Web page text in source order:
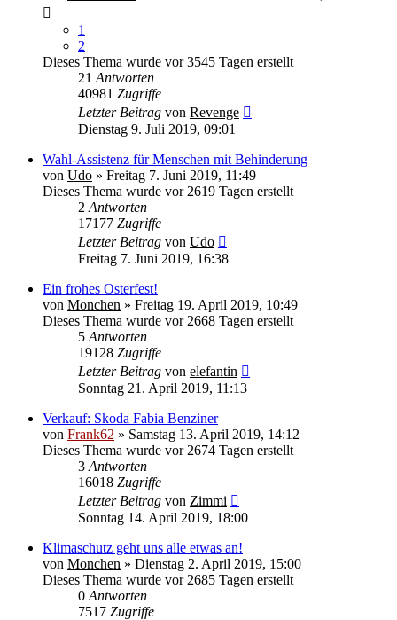
1
2
Dieses Thema wurde vor 3545 Tagen erstellt
21 Antworten
40981 Zugriffe
Letzter Beitrag von Revenge
Dienstag 9. Juli 2019, 09:01
Wahl-Assistenz für Menschen mit Behinderung
von Udo » Freitag 7. Juni 2019, 11:49
Dieses Thema wurde vor 2619 Tagen erstellt
2 Antworten
17177 Zugriffe
Letzter Beitrag von Udo
Freitag 7. Juni 2019, 16:38
Ein frohes Osterfest!
von Monchen » Freitag 19. April 2019, 10:49
Dieses Thema wurde vor 2668 Tagen erstellt
5 Antworten
19128 Zugriffe
Letzter Beitrag von elefantin
Sonntag 21. April 2019, 11:13
Verkauf: Skoda Fabia Benziner
von Frank62 » Samstag 13. April 2019, 14:12
Dieses Thema wurde vor 2674 Tagen erstellt
3 Antworten
16018 Zugriffe
Letzter Beitrag von Zimmi
Sonntag 14. April 2019, 18:00
Klimaschutz geht uns alle etwas an!
von Monchen » Dienstag 2. April 2019, 15:00
Dieses Thema wurde vor 2685 Tagen erstellt
0 Antworten
7517 Zugriffe